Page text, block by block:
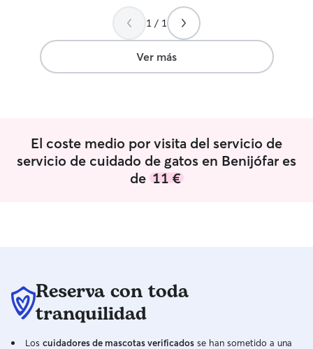
1 / 1
Ver más
El coste medio por visita del servicio de
servicio de cuidado de gatos en Benijófar es
de 11 €
Reserva con toda
tranquilidad
Los cuidadores de mascotas verificados se han sometido a una